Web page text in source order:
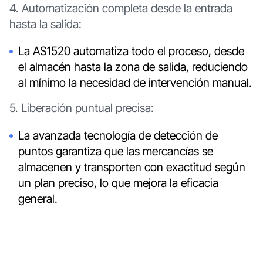
4. Automatización completa desde la entrada
hasta la salida:
La AS1520 automatiza todo el proceso, desde
el almacén hasta la zona de salida, reduciendo
al mínimo la necesidad de intervención manual.
5. Liberación puntual precisa:
La avanzada tecnología de detección de
puntos garantiza que las mercancías se
almacenen y transporten con exactitud según
un plan preciso, lo que mejora la eficacia
general.